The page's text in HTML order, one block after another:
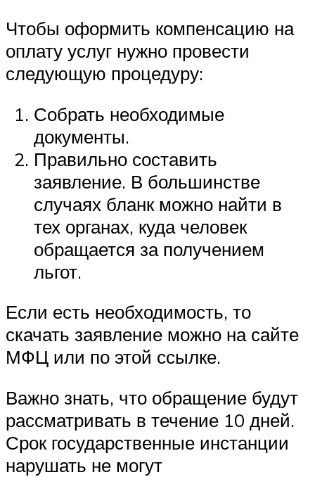
Чтобы оформить компенсацию на
оплату услуг нужно провести
следующую процедуру:
Собрать необходимые
документы.
Правильно составить
заявление. В большинстве
случаях бланк можно найти в
тех органах, куда человек
обращается за получением
льгот.
Если есть необходимость, то
скачать заявление можно на сайте
МФЦ или по этой ссылке.
Важно знать, что обращение будут
рассматривать в течение 10 дней.
Срок государственные инстанции
нарушать не могут